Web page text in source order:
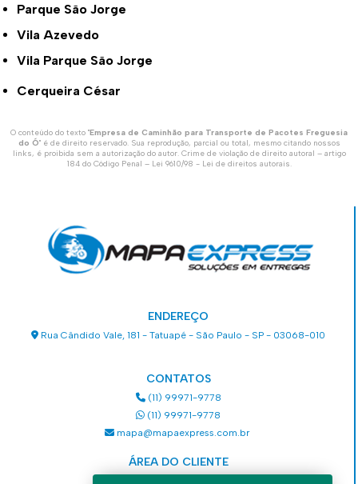
Parque São Jorge
Vila Azevedo
Vila Parque São Jorge
Cerqueira César
O conteúdo do texto "Empresa de Caminhão para Transporte de Pacotes Freguesia
do Ó" é de direito reservado. Sua reprodução, parcial ou total, mesmo citando nossos
links, é proibida sem a autorização do autor. Crime de violação de direito autoral – artigo
184 do Código Penal – Lei 9610/98 - Lei de direitos autorais.
ENDEREÇO
Rua Cândido Vale, 181 - Tatuapé - São Paulo - SP - 03068-010
CONTATOS
(11) 99971-9778
(11) 99971-9778
mapa@mapaexpress.com.br
ÁREA DO CLIENTE